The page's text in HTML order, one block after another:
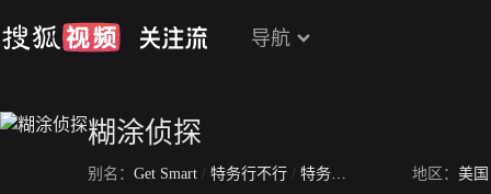
导航
糊涂侦探
别名： Get Smart / 特务行不行 / 特务S唛 糊涂侦探1
地区： 美国